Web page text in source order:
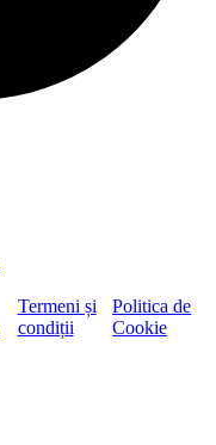
Termeni și
condiții
Politica de
Cookie